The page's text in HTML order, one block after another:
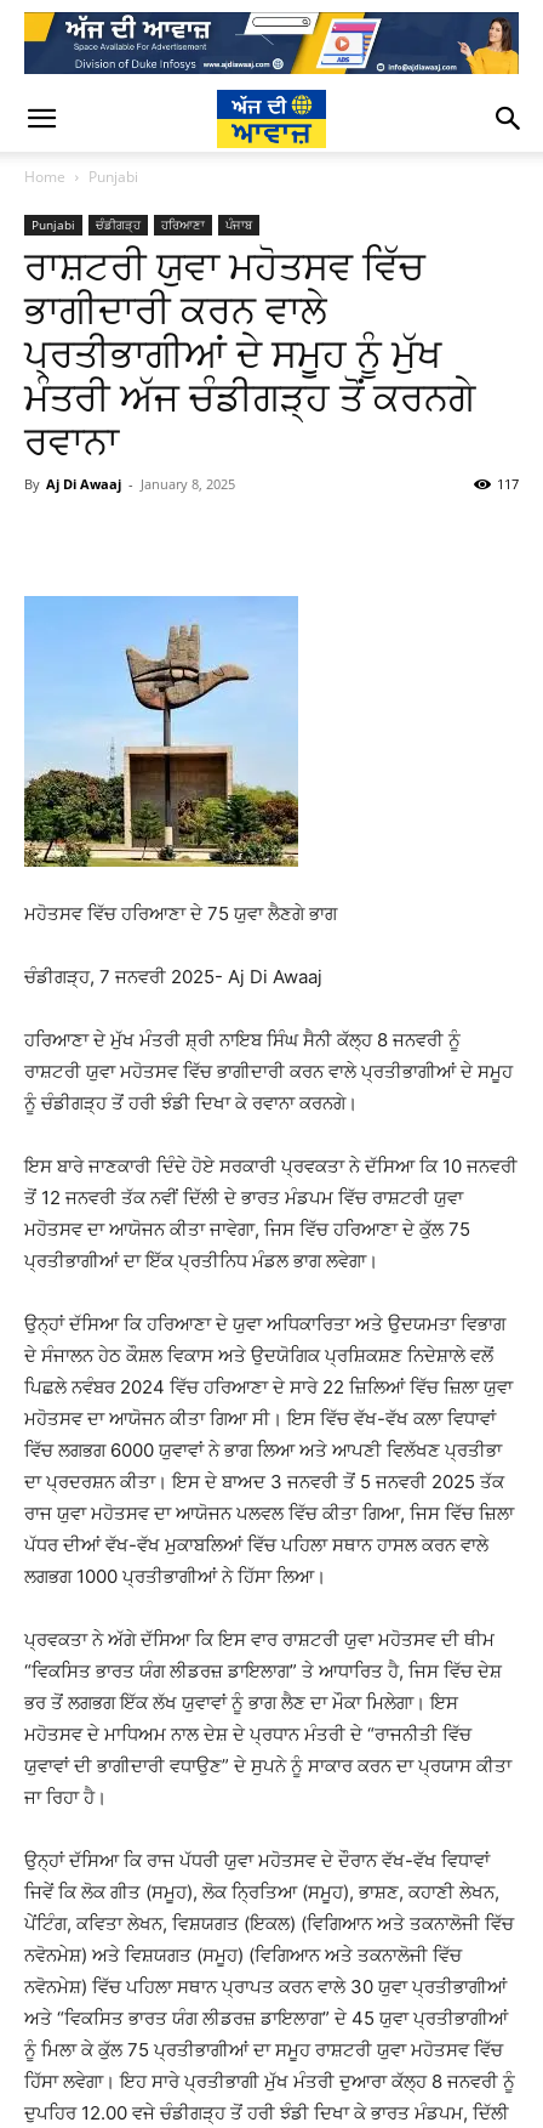
Home Punjabi
Punjabi ਚੰਡੀਗੜ੍ਹ ਹਰਿਆਣਾ ਪੰਜਾਬ
ਰਾਸ਼ਟਰੀ ਯੁਵਾ ਮਹੋਤਸਵ ਵਿੱਚ
ਭਾਗੀਦਾਰੀ ਕਰਨ ਵਾਲੇ
ਪ੍ਰਤੀਭਾਗੀਆਂ ਦੇ ਸਮੂਹ ਨੂੰ ਮੁੱਖ
ਮੰਤਰੀ ਅੱਜ ਚੰਡੀਗੜ੍ਹ ਤੋਂ ਕਰਨਗੇ
ਰਵਾਨਾ
By Aj Di Awaaj - January 8, 2025 117
ਮਹੋਤਸਵ ਵਿੱਚ ਹਰਿਆਣਾ ਦੇ 75 ਯੁਵਾ ਲੈਣਗੇ ਭਾਗ
ਚੰਡੀਗੜ੍ਹ, 7 ਜਨਵਰੀ 2025- Aj Di Awaaj
ਹਰਿਆਣਾ ਦੇ ਮੁੱਖ ਮੰਤਰੀ ਸ਼੍ਰੀ ਨਾਇਬ ਸਿੰਘ ਸੈਨੀ ਕੱਲ੍ਹ 8 ਜਨਵਰੀ ਨੂੰ
ਰਾਸ਼ਟਰੀ ਯੁਵਾ ਮਹੋਤਸਵ ਵਿੱਚ ਭਾਗੀਦਾਰੀ ਕਰਨ ਵਾਲੇ ਪ੍ਰਤੀਭਾਗੀਆਂ ਦੇ ਸਮੂਹ
ਨੂੰ ਚੰਡੀਗੜ੍ਹ ਤੋਂ ਹਰੀ ਝੰਡੀ ਦਿਖਾ ਕੇ ਰਵਾਨਾ ਕਰਨਗੇ।
ਇਸ ਬਾਰੇ ਜਾਣਕਾਰੀ ਦਿੰਦੇ ਹੋਏ ਸਰਕਾਰੀ ਪ੍ਰਵਕਤਾ ਨੇ ਦੱਸਿਆ ਕਿ 10 ਜਨਵਰੀ
ਤੋਂ 12 ਜਨਵਰੀ ਤੱਕ ਨਵੀਂ ਦਿੱਲੀ ਦੇ ਭਾਰਤ ਮੰਡਪਮ ਵਿੱਚ ਰਾਸ਼ਟਰੀ ਯੁਵਾ
ਮਹੋਤਸਵ ਦਾ ਆਯੋਜਨ ਕੀਤਾ ਜਾਵੇਗਾ, ਜਿਸ ਵਿੱਚ ਹਰਿਆਣਾ ਦੇ ਕੁੱਲ 75
ਪ੍ਰਤੀਭਾਗੀਆਂ ਦਾ ਇੱਕ ਪ੍ਰਤੀਨਿਧ ਮੰਡਲ ਭਾਗ ਲਵੇਗਾ।
ਉਨ੍ਹਾਂ ਦੱਸਿਆ ਕਿ ਹਰਿਆਣਾ ਦੇ ਯੁਵਾ ਅਧਿਕਾਰਿਤਾ ਅਤੇ ਉਦਯਮਤਾ ਵਿਭਾਗ
ਦੇ ਸੰਜਾਲਨ ਹੇਠ ਕੌਸ਼ਲ ਵਿਕਾਸ ਅਤੇ ਉਦਯੋਗਿਕ ਪ੍ਰਸ਼ਿਕਸ਼ਣ ਨਿਦੇਸ਼ਾਲੇ ਵਲੋਂ
ਪਿਛਲੇ ਨਵੰਬਰ 2024 ਵਿੱਚ ਹਰਿਆਣਾ ਦੇ ਸਾਰੇ 22 ਜ਼ਿਲਿਆਂ ਵਿੱਚ ਜ਼ਿਲਾ ਯੁਵਾ
ਮਹੋਤਸਵ ਦਾ ਆਯੋਜਨ ਕੀਤਾ ਗਿਆ ਸੀ। ਇਸ ਵਿੱਚ ਵੱਖ-ਵੱਖ ਕਲਾ ਵਿਧਾਵਾਂ
ਵਿੱਚ ਲਗਭਗ 6000 ਯੁਵਾਵਾਂ ਨੇ ਭਾਗ ਲਿਆ ਅਤੇ ਆਪਣੀ ਵਿਲੱਖਣ ਪ੍ਰਤੀਭਾ
ਦਾ ਪ੍ਰਦਰਸ਼ਨ ਕੀਤਾ। ਇਸ ਦੇ ਬਾਅਦ 3 ਜਨਵਰੀ ਤੋਂ 5 ਜਨਵਰੀ 2025 ਤੱਕ
ਰਾਜ ਯੁਵਾ ਮਹੋਤਸਵ ਦਾ ਆਯੋਜਨ ਪਲਵਲ ਵਿੱਚ ਕੀਤਾ ਗਿਆ, ਜਿਸ ਵਿੱਚ ਜ਼ਿਲਾ
ਪੱਧਰ ਦੀਆਂ ਵੱਖ-ਵੱਖ ਮੁਕਾਬਲਿਆਂ ਵਿੱਚ ਪਹਿਲਾ ਸਥਾਨ ਹਾਸਲ ਕਰਨ ਵਾਲੇ
ਲਗਭਗ 1000 ਪ੍ਰਤੀਭਾਗੀਆਂ ਨੇ ਹਿੱਸਾ ਲਿਆ।
ਪ੍ਰਵਕਤਾ ਨੇ ਅੱਗੇ ਦੱਸਿਆ ਕਿ ਇਸ ਵਾਰ ਰਾਸ਼ਟਰੀ ਯੁਵਾ ਮਹੋਤਸਵ ਦੀ ਥੀਮ
“ਵਿਕਸਿਤ ਭਾਰਤ ਯੰਗ ਲੀਡਰਜ਼ ਡਾਇਲਾਗ” ਤੇ ਆਧਾਰਿਤ ਹੈ, ਜਿਸ ਵਿੱਚ ਦੇਸ਼
ਭਰ ਤੋਂ ਲਗਭਗ ਇੱਕ ਲੱਖ ਯੁਵਾਵਾਂ ਨੂੰ ਭਾਗ ਲੈਣ ਦਾ ਮੌਕਾ ਮਿਲੇਗਾ। ਇਸ
ਮਹੋਤਸਵ ਦੇ ਮਾਧਿਅਮ ਨਾਲ ਦੇਸ਼ ਦੇ ਪ੍ਰਧਾਨ ਮੰਤਰੀ ਦੇ “ਰਾਜਨੀਤੀ ਵਿੱਚ
ਯੁਵਾਵਾਂ ਦੀ ਭਾਗੀਦਾਰੀ ਵਧਾਉਣ” ਦੇ ਸੁਪਨੇ ਨੂੰ ਸਾਕਾਰ ਕਰਨ ਦਾ ਪ੍ਰਯਾਸ ਕੀਤਾ
ਜਾ ਰਿਹਾ ਹੈ।
ਉਨ੍ਹਾਂ ਦੱਸਿਆ ਕਿ ਰਾਜ ਪੱਧਰੀ ਯੁਵਾ ਮਹੋਤਸਵ ਦੇ ਦੌਰਾਨ ਵੱਖ-ਵੱਖ ਵਿਧਾਵਾਂ
ਜਿਵੇਂ ਕਿ ਲੋਕ ਗੀਤ (ਸਮੂਹ), ਲੋਕ ਨ੍ਰਿਤਿਆ (ਸਮੂਹ), ਭਾਸ਼ਣ, ਕਹਾਣੀ ਲੇਖਨ,
ਪੇਂਟਿੰਗ, ਕਵਿਤਾ ਲੇਖਨ, ਵਿਸ਼ਯਗਤ (ਇਕਲ) (ਵਿਗਿਆਨ ਅਤੇ ਤਕਨਾਲੋਜੀ ਵਿੱਚ
ਨਵੋਨਮੇਸ਼) ਅਤੇ ਵਿਸ਼ਯਗਤ (ਸਮੂਹ) (ਵਿਗਿਆਨ ਅਤੇ ਤਕਨਾਲੋਜੀ ਵਿੱਚ
ਨਵੋਨਮੇਸ਼) ਵਿੱਚ ਪਹਿਲਾ ਸਥਾਨ ਪ੍ਰਾਪਤ ਕਰਨ ਵਾਲੇ 30 ਯੁਵਾ ਪ੍ਰਤੀਭਾਗੀਆਂ
ਅਤੇ “ਵਿਕਸਿਤ ਭਾਰਤ ਯੰਗ ਲੀਡਰਜ਼ ਡਾਇਲਾਗ” ਦੇ 45 ਯੁਵਾ ਪ੍ਰਤੀਭਾਗੀਆਂ
ਨੂੰ ਮਿਲਾ ਕੇ ਕੁੱਲ 75 ਪ੍ਰਤੀਭਾਗੀਆਂ ਦਾ ਸਮੂਹ ਰਾਸ਼ਟਰੀ ਯੁਵਾ ਮਹੋਤਸਵ ਵਿੱਚ
ਹਿੱਸਾ ਲਵੇਗਾ। ਇਹ ਸਾਰੇ ਪ੍ਰਤੀਭਾਗੀ ਮੁੱਖ ਮੰਤਰੀ ਦੁਆਰਾ ਕੱਲ੍ਹ 8 ਜਨਵਰੀ ਨੂੰ
ਦੁਪਹਿਰ 12.00 ਵਜੇ ਚੰਡੀਗੜ੍ਹ ਤੋਂ ਹਰੀ ਝੰਡੀ ਦਿਖਾ ਕੇ ਭਾਰਤ ਮੰਡਪਮ, ਦਿੱਲੀ